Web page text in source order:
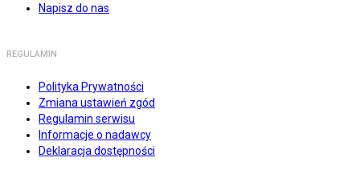
Napisz do nas
REGULAMIN
Polityka Prywatności
Zmiana ustawień zgód
Regulamin serwisu
Informacje o nadawcy
Deklaracja dostępności